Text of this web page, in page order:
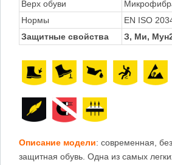
Верх обуви
Нормы
EN ISO
Защитные свойства
З, Ми,
Описание модели: современная,
защитная обувь. Одна из самых